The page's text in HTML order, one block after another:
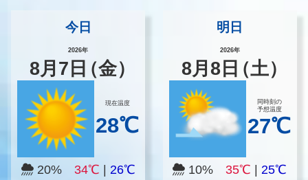
今日
2026年
8月 7 日（金）
現在温度
28℃
20% 34℃ 26℃
明日
2026年
8月8 日（土）
同時刻の
予想温度
27℃
10%35℃ |25℃